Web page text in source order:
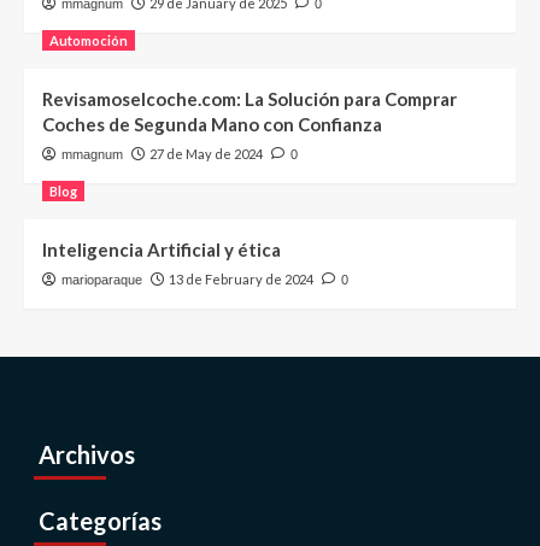
mmagnum 0
Automoción
Revisamoselcoche.com: La Solución para Comprar
Coches de Segunda Mano con Confianza
mmagnum 27 de May de 2024 0
Blog
Inteligencia Artificial y ética
marioparaque 13 de February de 2024 0
Archivos
Categorías